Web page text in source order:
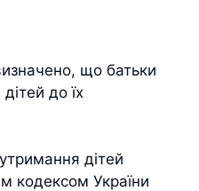
що батьки
до їх
дітей
кодексом України